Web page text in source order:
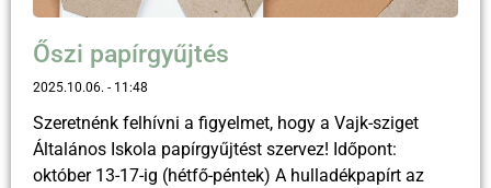
Őszi papírgyűjtés
2025.10.06. 11:48
Szeretnénk felhívni a figyelmet, hogy a Vajk-sziget
Általános Iskola papírgyűjtést szervez! Időpont:
október 13-17-ig (hétfő-péntek) A hulladékpapírt az